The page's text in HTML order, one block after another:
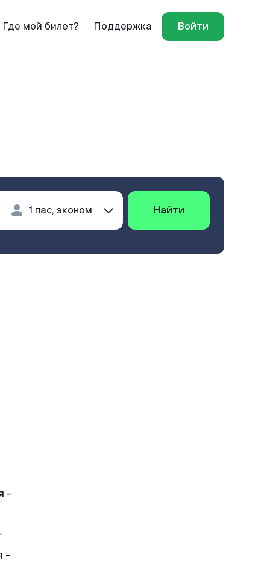
Где мой билет? Поддержка Войти
Найти
-
-